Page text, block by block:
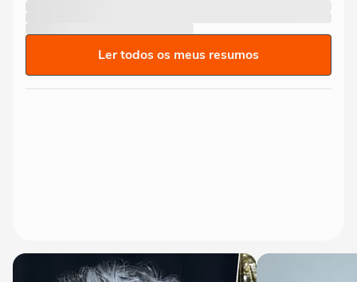
Ler todos os meus resumos